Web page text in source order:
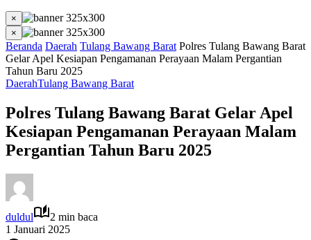
×
×
Beranda Daerah Tulang Bawang Barat Polres Tulang Bawang Barat
Gelar Apel Kesiapan Pengamanan Perayaan Malam Pergantian
Tahun Baru 2025
DaerahTulang Bawang Barat
Polres Tulang Bawang Barat Gelar Apel
Kesiapan Pengamanan Perayaan Malam
Pergantian Tahun Baru 2025
duldul
2 min baca
1 Januari 2025